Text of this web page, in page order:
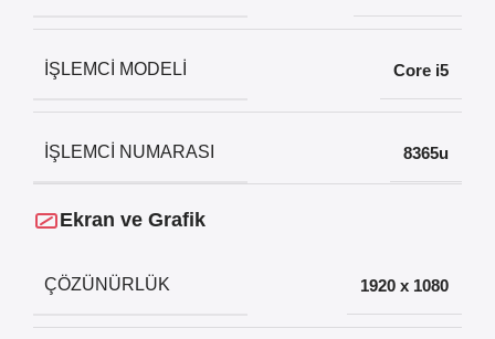
İŞLEMCI MODELI Core i5
İŞLEMCI NUMARASI 8365u
Ekran ve Grafik
ÇÖZÜNÜRLÜK 1920 x 1080